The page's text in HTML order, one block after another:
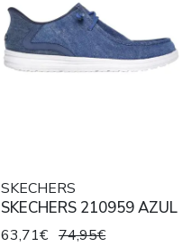
SKECHERS
SKECHERS 210959 AZUL
63,71€ 74,95€